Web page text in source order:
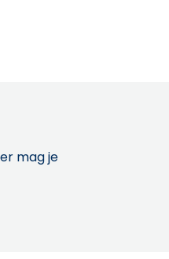
mag je